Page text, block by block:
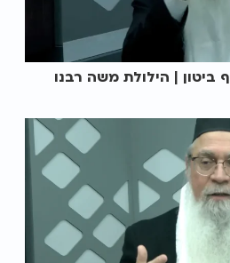
ביטון | הילולת משה רבנו